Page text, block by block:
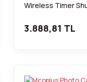
Wireless Timer
3.888,81 TL